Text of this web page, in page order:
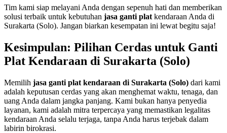
Tim kami siap melayani Anda dengan sepenuh hati dan memberikan
solusi terbaik untuk kebutuhan jasa ganti plat kendaraan Anda di
Surakarta (Solo). Jangan biarkan kesempatan ini lewat begitu saja!
Kesimpulan: Pilihan Cerdas untuk Ganti
Plat Kendaraan di Surakarta (Solo)
Memilih jasa ganti plat kendaraan di Surakarta (Solo) dari kami
adalah keputusan cerdas yang akan menghemat waktu, tenaga, dan
uang Anda dalam jangka panjang. Kami bukan hanya penyedia
layanan, kami adalah mitra terpercaya yang memastikan legalitas
kendaraan Anda selalu terjaga, tanpa Anda harus terjebak dalam
labirin birokrasi.